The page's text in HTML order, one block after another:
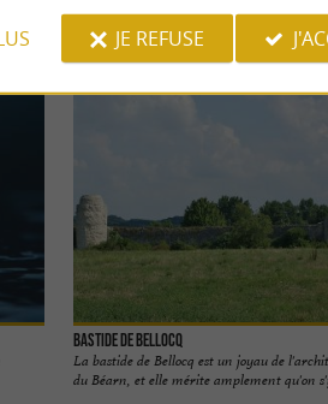
Se restaurer Déguster
Bastide de Bellocq
La bastide de Bellocq est un joyau de
du Béarn, et elle mérite amplement qu'on
JE REFUSE